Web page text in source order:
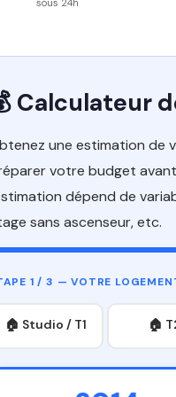
sous 24h
Calculateur
une estimation de
votre budget
dépend de
sans ascenseur, etc.
1 / 3 — VOTRE
🏠 Studio / T1 🏠